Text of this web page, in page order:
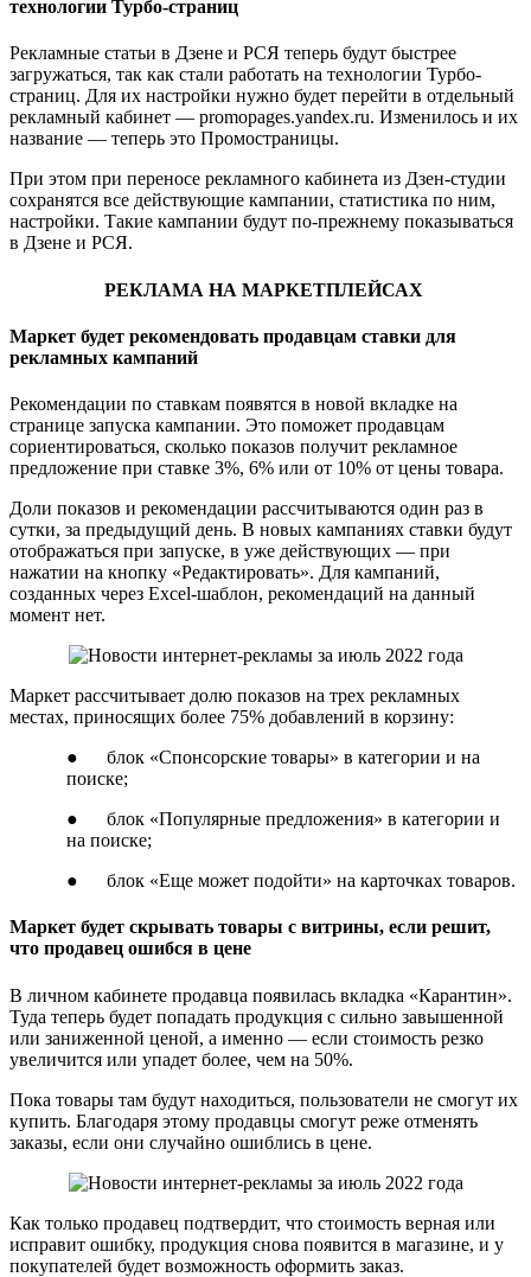
технологии Турбо-страниц
Рекламные статьи в Дзене и РСЯ теперь будут быстрее
загружаться, так как стали работать на технологии Турбо-
страниц. Для их настройки нужно будет перейти в отдельный
рекламный кабинет — promopages.yandex.ru. Изменилось и их
название — теперь это Промостраницы.
При этом при переносе рекламного кабинета из Дзен-студии
сохранятся все действующие кампании, статистика по ним,
настройки. Такие кампании будут по-прежнему показываться
в Дзене и РСЯ.
РЕКЛАМА НА МАРКЕТПЛЕЙСАХ
Маркет будет рекомендовать продавцам ставки для
рекламных кампаний
Рекомендации по ставкам появятся в новой вкладке на
странице запуска кампании. Это поможет продавцам
сориентироваться, сколько показов получит рекламное
предложение при ставке 3%, 6% или от 10% от цены товара.
Доли показов и рекомендации рассчитываются один раз в
сутки, за предыдущий день. В новых кампаниях ставки будут
отображаться при запуске, в уже действующих — при
нажатии на кнопку «Редактировать». Для кампаний,
созданных через Excel-шаблон, рекомендаций на данный
момент нет.
Маркет рассчитывает долю показов на трех рекламных
местах, приносящих более 75% добавлений в корзину:
● блок «Спонсорские товары» в категории и на
поиске;
● блок «Популярные предложения» в категории и
на поиске;
● блок «Еще может подойти» на карточках товаров.
Маркет будет скрывать товары с витрины, если решит,
что продавец ошибся в цене
В личном кабинете продавца появилась вкладка «Карантин».
Туда теперь будет попадать продукция с сильно завышенной
или заниженной ценой, а именно — если стоимость резко
увеличится или упадет более, чем на 50%.
Пока товары там будут находиться, пользователи не смогут их
купить. Благодаря этому продавцы смогут реже отменять
заказы, если они случайно ошиблись в цене.
Как только продавец подтвердит, что стоимость верная или
исправит ошибку, продукция снова появится в магазине, и у
покупателей будет возможность оформить заказ.